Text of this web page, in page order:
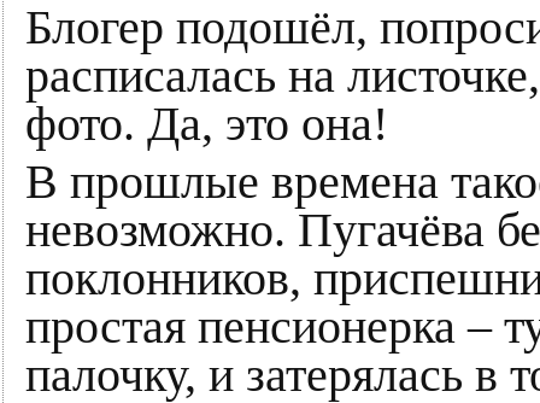
Блогер подошёл,
расписалась на
фото. Да, это она!
В прошлые времена
невозможно. Пугачёва
поклонников,
простая пенсионерка –
палочку, и затерялась в